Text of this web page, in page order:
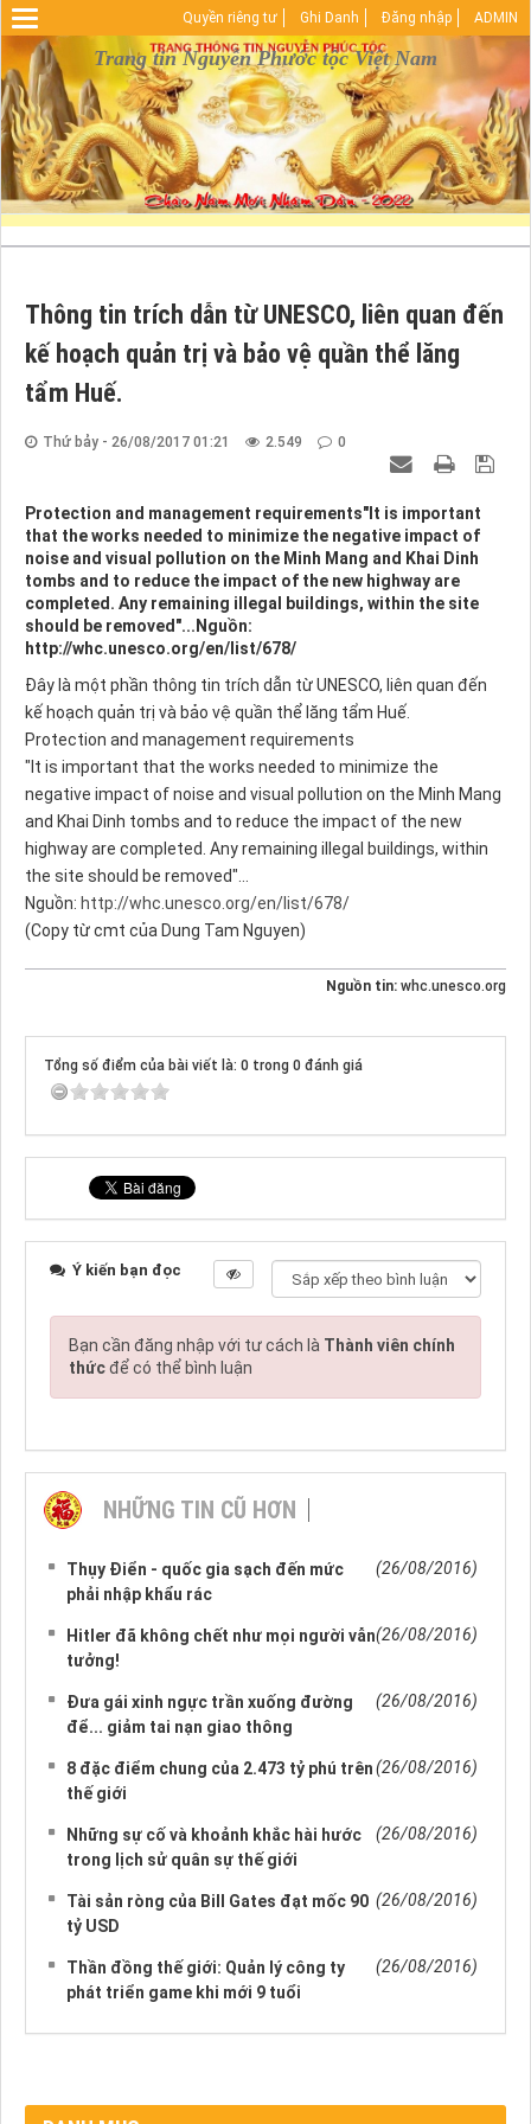
Warning: Undefined array key "HTTP_REFERER" in
D:\vhosts\nguyenphuoctoc.info\httpdocs\index.phpon line 29
Trang tin Nguyễn Phước tộc Việt Nam
Quyền riêng tư Ghi Danh Đăng nhập ADMIN
Thông tin trích dẫn từ UNESCO, liên quan đến
kế hoạch quản trị và bảo vệ quần thể lăng
tẩm Huế.
Thứ bảy - 26/08/2017 01:21 2.549 0
Protection and management requirements"It is important
that the works needed to minimize the negative impact of
noise and visual pollution on the Minh Mang and Khai Dinh
tombs and to reduce the impact of the new highway are
completed. Any remaining illegal buildings, within the site
should be removed"...Nguồn:
http://whc.unesco.org/en/list/678/
Đây là một phần thông tin trích dẫn từ UNESCO, liên quan đến
kế hoạch quản trị và bảo vệ quần thể lăng tẩm Huế.
Protection and management requirements
"It is important that the works needed to minimize the
negative impact of noise and visual pollution on the Minh Mang
and Khai Dinh tombs and to reduce the impact of the new
highway are completed. Any remaining illegal buildings, within
the site should be removed"...
Nguồn: http://whc.unesco.org/en/list/678/
(Copy từ cmt của Dung Tam Nguyen)
Nguồn tin: whc.unesco.org
Tổng số điểm của bài viết là: 0 trong 0 đánh giá
Ý kiến bạn đọc
Bạn cần đăng nhập với tư cách là Thành viên chính
thứcđể có thể bình luận
NHỮNG TIN CŨ HƠN
Thụy Điển - quốc gia sạch đến mức
phải nhập khẩu rác
(26/08/2016)
Hitler đã không chết như mọi người vẫn
tưởng!
(26/08/2016)
Đưa gái xinh ngực trần xuống đường
để... giảm tai nạn giao thông
(26/08/2016)
8 đặc điểm chung của 2.473 tỷ phú trên
thế giới
(26/08/2016)
Những sự cố và khoảnh khắc hài hước
trong lịch sử quân sự thế giới
(26/08/2016)
Tài sản ròng của Bill Gates đạt mốc 90
tỷ USD
(26/08/2016)
Thần đồng thế giới: Quản lý công ty
phát triển game khi mới 9 tuổi
(26/08/2016)